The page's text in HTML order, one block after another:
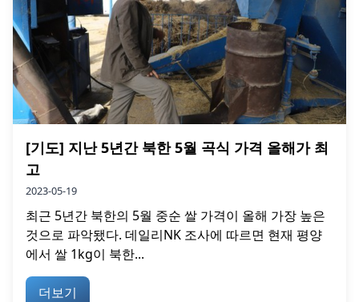
[기도] 지난 5년간 북한 5월 곡식 가격 올해가 최
고
2023-05-19
최근 5년간 북한의 5월 중순 쌀 가격이 올해 가장 높은
것으로 파악됐다. 데일리NK 조사에 따르면 현재 평양
에서 쌀 1kg이 북한...
더보기